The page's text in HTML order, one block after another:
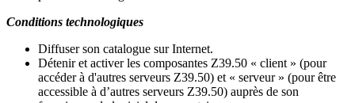
Conditions technologiques
Diffuser son catalogue sur Internet.
Détenir et activer les composantes Z39.50 « client » (pour
accéder à d'autres serveurs Z39.50) et « serveur » (pour être
accessible à d’autres serveurs Z39.50) auprès de son